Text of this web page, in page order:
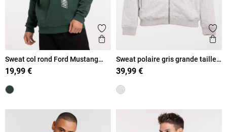
Ajouter aux favoris
Aperçu rapide
Sweat col rond Ford Mustang
homme
19,99 €
Sweat polaire gris grande taille
homme
39,99 €